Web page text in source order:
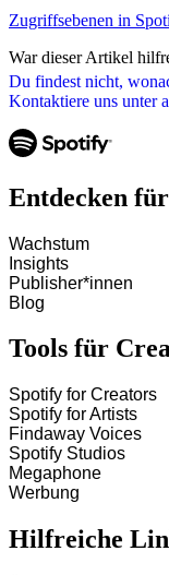
Du findest nicht,
Kontaktiere uns unter
Zugriffsebenen in
War dieser Artikel
Entdecken
Wachstum
Insights
Publisher*innen
Blog
Tools für
Spotify for Creators
Spotify for Artists
Findaway Voices
Spotify Studios
Megaphone
Werbung
Hilfreiche